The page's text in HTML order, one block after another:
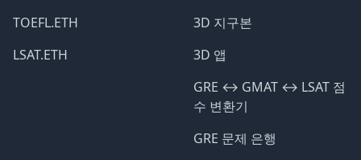
TOEFL.ETH
LSAT.ETH
3D 지구본
3D 앱
GRE ↔️ GMAT ↔️ LSAT 점
수 변환기
GRE 문제 은행